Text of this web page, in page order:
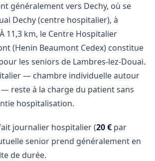
généralement vers Dechy, où se
Dechy (centre hospitalier), à
11,3 km, le Centre Hospitalier
(Henin Beaumont Cedex) constitue
les seniors de Lambres-lez-Douai.
— chambre individuelle autour
reste à la charge du patient sans
hospitalisation.
journalier hospitalier (20 € par
senior prend généralement en
de durée.